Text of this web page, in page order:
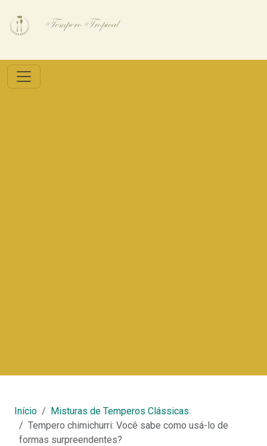
Início
Misturas de Temperos Clássicas
Tempero chimichurri: Você sabe como usá-lo de
formas surpreendentes?